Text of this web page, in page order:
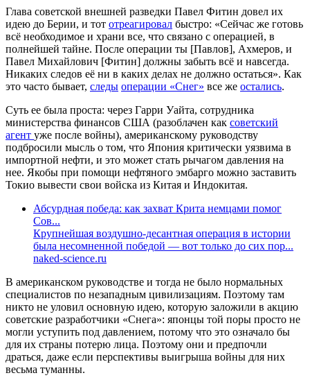
Глава советской внешней разведки Павел Фитин довел их
идею до Берии, и тот отреагировал быстро: «Сейчас же готовь
всё необходимое и храни все, что связано с операцией, в
полнейшей тайне. После операции ты [Павлов], Ахмеров, и
Павел Михайлович [Фитин] должны забыть всё и навсегда.
Никаких следов её ни в каких делах не должно остаться». Как
это часто бывает, следы операции «Снег» все же остались.
Суть ее была проста: через Гарри Уайта, сотрудника
министерства финансов США (разоблачен как советский
агент уже после войны), американскому руководству
подбросили мысль о том, что Япония критически уязвима в
импортной нефти, и это может стать рычагом давления на
нее. Якобы при помощи нефтяного эмбарго можно заставить
Токио вывести свои войска из Китая и Индокитая.
Абсурдная победа: как захват Крита немцами помог
Сов...
Крупнейшая воздушно-десантная операция в истории
была несомненной победой — вот только до сих пор...
naked-science.ru
В американском руководстве и тогда не было нормальных
специалистов по незападным цивилизациям. Поэтому там
никто не уловил основную идею, которую заложили в акцию
советские разработчики «Снега»: японцы той поры просто не
могли уступить под давлением, потому что это означало бы
для их страны потерю лица. Поэтому они и предпочли
драться, даже если перспективы выигрыша войны для них
весьма туманны.